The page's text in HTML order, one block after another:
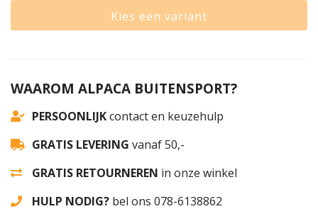
Kies een variant
WAAROM ALPACA BUITENSPORT?
PERSOONLIJKcontact en keuzehulp
GRATIS LEVERING vanaf 50,-
GRATIS RETOURNEREN in onze winkel
HULP NODIG? bel ons 078-6138862